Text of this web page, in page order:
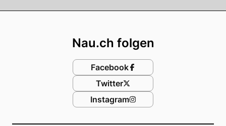
Nau.ch folgen
Facebook
Twitter
Instagram